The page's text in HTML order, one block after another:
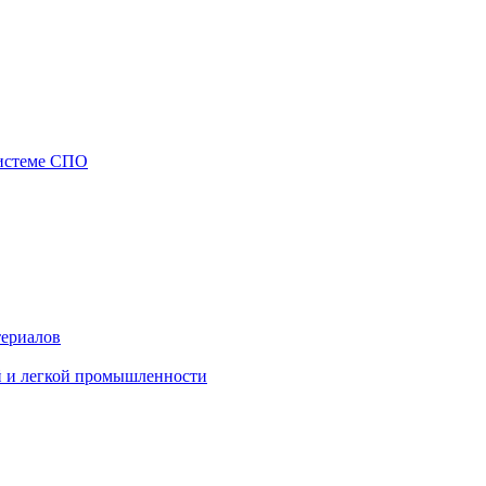
СПО
и легкой промышленности